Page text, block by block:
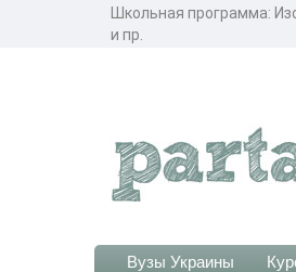
Школьная программа:
и пр.
Вузы Украины